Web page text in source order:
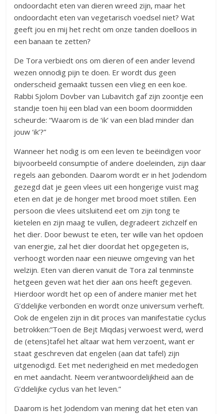
ondoordacht eten van dieren wreed zijn, maar het
ondoordacht eten van vegetarisch voedsel niet? Wat
geeft jou en mij het recht om onze tanden doelloos in
een banaan te zetten?
De Tora verbiedt ons om dieren of een ander levend
wezen onnodig pijn te doen. Er wordt dus geen
onderscheid gemaakt tussen een vlieg en een koe.
Rabbi Sjolom Dovber van Lubavitch gaf zijn zoontje een
standje toen hij een blad van een boom doormidden
scheurde: “Waarom is de ‘ik’ van een blad minder dan
jouw ‘ik’?”
Wanneer het nodig is om een leven te beëindigen voor
bijvoorbeeld consumptie of andere doeleinden, zijn daar
regels aan gebonden. Daarom wordt er in het Jodendom
gezegd dat je geen vlees uit een hongerige vuist mag
eten en dat je de honger met brood moet stillen. Een
persoon die vlees uitsluitend eet om zijn tong te
kietelen en zijn maag te vullen, degradeert zichzelf en
het dier. Door bewust te eten, ter wille van het opdoen
van energie, zal het dier doordat het opgegeten is,
verhoogt worden naar een nieuwe omgeving van het
welzijn. Eten van dieren vanuit de Tora zal tenminste
hetgeen geven wat het dier aan ons heeft gegeven.
Hierdoor wordt het op een of andere manier met het
G’ddelijke verbonden en wordt onze universum verheft.
Ook de engelen zijn in dit proces van manifestatie cyclus
betrokken:”Toen de Bejt Miqdasj verwoest werd, werd
de (etens)tafel het altaar wat hem verzoent, want er
staat geschreven dat engelen (aan dat tafel) zijn
uitgenodigd. Eet met nederigheid en met mededogen
en met aandacht. Neem verantwoordelijkheid aan de
G’ddelijke cyclus van het leven.”
Daarom is het Jodendom van mening dat het eten van